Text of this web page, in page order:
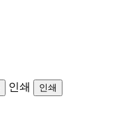
인쇄 인쇄